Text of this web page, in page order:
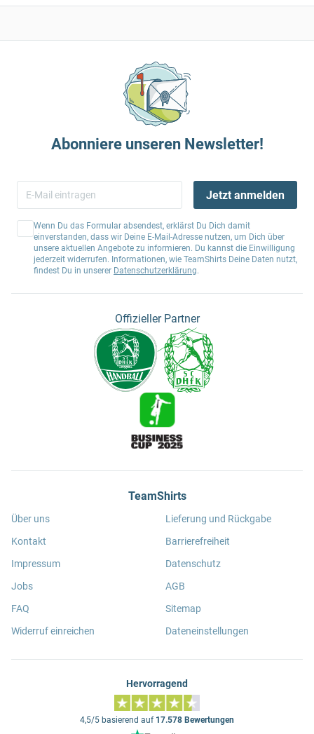
Abonniere unseren Newsletter!
Jetzt anmelden
Wenn Du das Formular absendest, erklärst Du Dich damit
einverstanden, dass wir Deine E-Mail-Adresse nutzen, um Dich über
unsere aktuellen Angebote zu informieren. Du kannst die Einwilligung
jederzeit widerrufen. Informationen, wie TeamShirts Deine Daten nutzt,
findest Du in unserer Datenschutzerklärung.
Offizieller Partner
TeamShirts
Über uns
Kontakt
Impressum
Jobs
FAQ
Widerruf einreichen
Lieferung und Rückgabe
Barrierefreiheit
Datenschutz
AGB
Sitemap
Dateneinstellungen
Hervorragend
4,5/5 basierend auf 17.578 Bewertungen